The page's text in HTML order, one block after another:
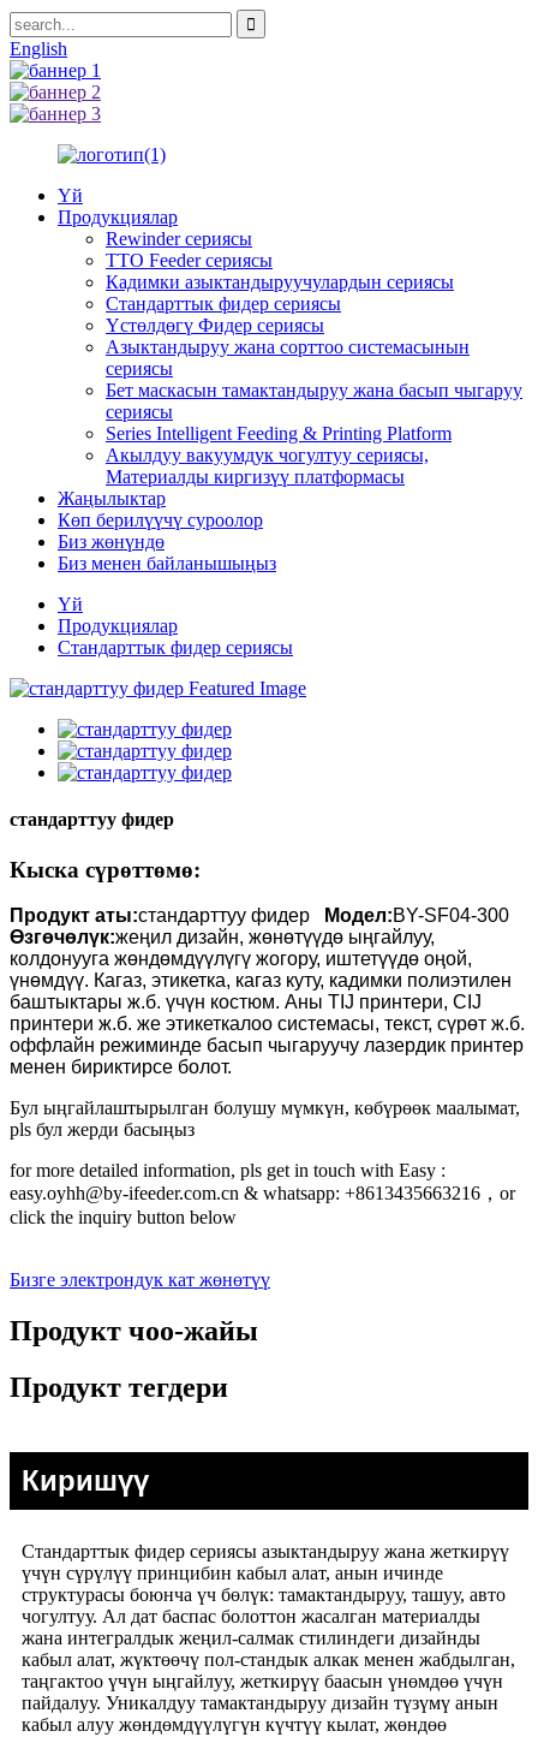
English
Үй
Продукциялар
Rewinder сериясы
TTO Feeder сериясы
Кадимки азыктандыруучулардын сериясы
Стандарттык фидер сериясы
Үстөлдөгү Фидер сериясы
Азыктандыруу жана сорттоо системасынын
сериясы
Бет маскасын тамактандыруу жана басып чыгаруу
сериясы
Series Intelligent Feeding & Printing Platform
Акылдуу вакуумдук чогултуу сериясы,
Материалды киргизүү платформасы
Жаңылыктар
Көп берилүүчү суроолор
Биз жөнүндө
Биз менен байланышыңыз
Үй
Продукциялар
Стандарттык фидер сериясы
стандарттуу фидер
Кыска сүрөттөмө:
Продукт аты:стандарттуу фидер Модел:BY-SF04-300
Өзгөчөлүк:жеңил дизайн, жөнөтүүдө ыңгайлуу,
колдонууга жөндөмдүүлүгү жогору, иштетүүдө оңой,
үнөмдүү. Кагаз, этикетка, кагаз куту, кадимки полиэтилен
баштыктары ж.б. үчүн костюм. Аны TIJ принтери, CIJ
принтери ж.б. же этикеткалоо системасы, текст, сүрөт ж.б.
оффлайн режиминде басып чыгаруучу лазердик принтер
менен бириктирсе болот.
Бул ыңгайлаштырылган болушу мүмкүн, көбүрөөк маалымат,
pls бул жерди басыңыз
for more detailed information, pls get in touch with Easy :
easy.oyhh@by-ifeeder.com.cn & whatsapp: +8613435663216，or
click the inquiry button below
Бизге электрондук кат жөнөтүү
Продукт чоо-жайы
Продукт тегдери
Киришүү
Стандарттык фидер сериясы азыктандыруу жана жеткирүү
үчүн сүрүлүү принцибин кабыл алат, анын ичинде
структурасы боюнча үч бөлүк: тамактандыруу, ташуу, авто
чогултуу. Ал дат баспас болоттон жасалган материалды
жана интегралдык жеңил-салмак стилиндеги дизайнды
кабыл алат, жүктөөчү пол-стандык алкак менен жабдылган,
таңгактоо үчүн ыңгайлуу, жеткирүү баасын үнөмдөө үчүн
пайдалуу. Уникалдуу тамактандыруу дизайн түзүмү анын
кабыл алуу жөндөмдүүлүгүн күчтүү кылат, жөндөө